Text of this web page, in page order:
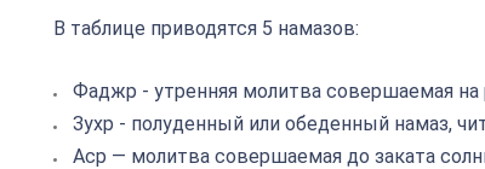
В таблице приводятся 5 намазов:
Фаджр - утренняя молитва совершаемая на
Зухр - полуденный или обеденный намаз,
Аср — молитва совершаемая до заката